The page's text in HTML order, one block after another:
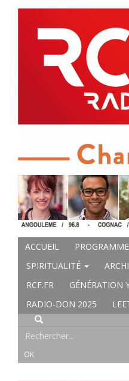
ACCUEIL
SPIRITUALITÉ
RCF.FR
GÉNÉRATION
RADIO-DON 2025